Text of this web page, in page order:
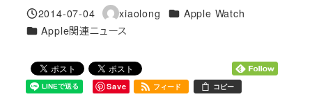
投稿日
2014-07-04
著
者
xiaolong カテゴリー
Apple Watch
カテゴリー
Apple関連ニュース
Save フィード コピー